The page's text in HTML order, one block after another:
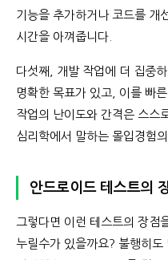
기능을 추가하거나 코드를 개
시간을 아껴줍니다.
다섯째, 개발 작업에 더 집중
명확한 목표가 있고, 이를 빠
작업의 난이도와 간격은 스스
심리학에서 말하는 몰입경험
안드로이드 테스트의
그렇다면 이런 테스트의 장점
누릴수가 있을까요? 불행히도